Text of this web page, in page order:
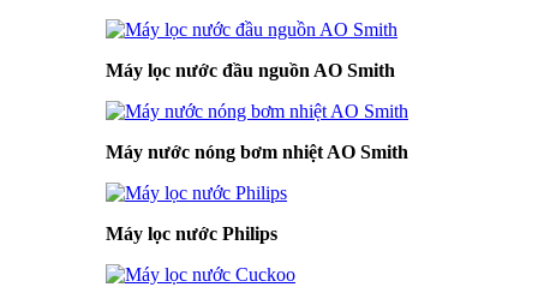
Máy lọc nước đầu nguồn AO Smith
Máy nước nóng bơm nhiệt AO Smith
Máy lọc nước Philips